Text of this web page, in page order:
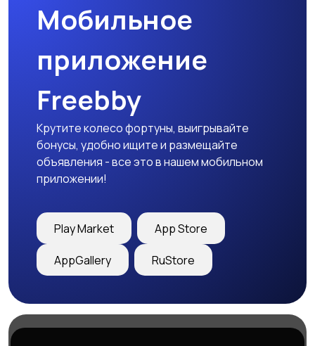
Мобильное
приложение
Freebby
Крутите колесо фортуны, выигрывайте
бонусы, удобно ищите и размещайте
объявления - все это в нашем мобильном
приложении!
Play Market App Store
AppGallery RuStore